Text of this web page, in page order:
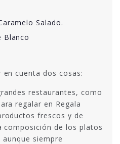
Salado.
Blanco
cuenta dos cosas:
restaurantes, como
regalar en Regala
frescos y de
de los platos
siempre